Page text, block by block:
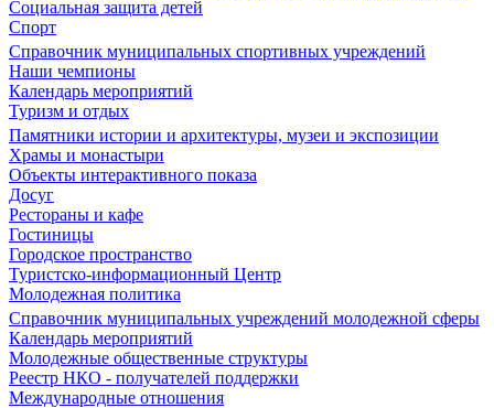
Социальная защита детей
Спорт
Справочник муниципальных спортивных учреждений
Наши чемпионы
Календарь мероприятий
Туризм и отдых
Памятники истории и архитектуры, музеи и экспозиции
Храмы и монастыри
Объекты интерактивного показа
Досуг
Рестораны и кафе
Гостиницы
Городское пространство
Туристско-информационный Центр
Молодежная политика
Справочник муниципальных учреждений молодежной сферы
Календарь мероприятий
Молодежные общественные структуры
Реестр НКО - получателей поддержки
Международные отношения